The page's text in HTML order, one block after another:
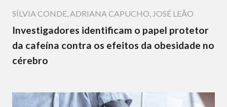
SÍLVIA CONDE,ADRIANA CAPUCHO, JOSÉ LEÃO
Investigadores identificam o papel protetor
da cafeína contra os efeitos da obesidade no
cérebro